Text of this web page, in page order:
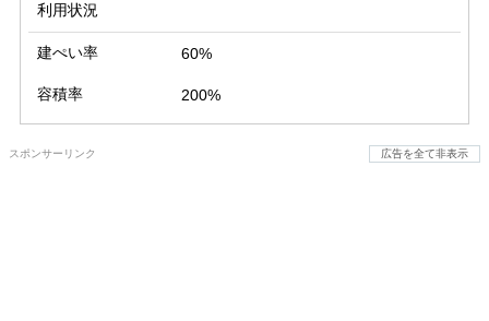
利用状況
建ぺい率 60%
容積率 200%
スポンサーリンク 広告を全て非表示